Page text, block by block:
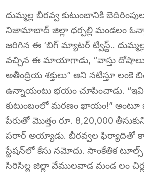
దుమ్మల్ల బీరవ్వ కుటుంబానికి
నిజామాబాద్ జిల్లా ధర్పల్లి మండలం
జరిగిన ఈ ‘బిగ్ మ్యాటర్ ట్విస్ట్..
వచ్చిన ఈ మాయాగాడు, “వాస్తు దోషాలు,
అతీంద్రియ శక్తులు” అని నటిస్తూ లంకె
ఉన్నాయంటు భయం చూపించాడు.
కుటుంబంలో మరణం ఖాయం!” అంటూ
పేరుతో మొత్తం రూ. 8,20,000
పరార్ అయ్యాడు. బీరవ్వల ఫిర్యాదితో
స్టేషన్‌లో కేసు నమోదు. సాంకేతిక
సిరిసిల్ల జిల్లా వేములవాడ మండ లం